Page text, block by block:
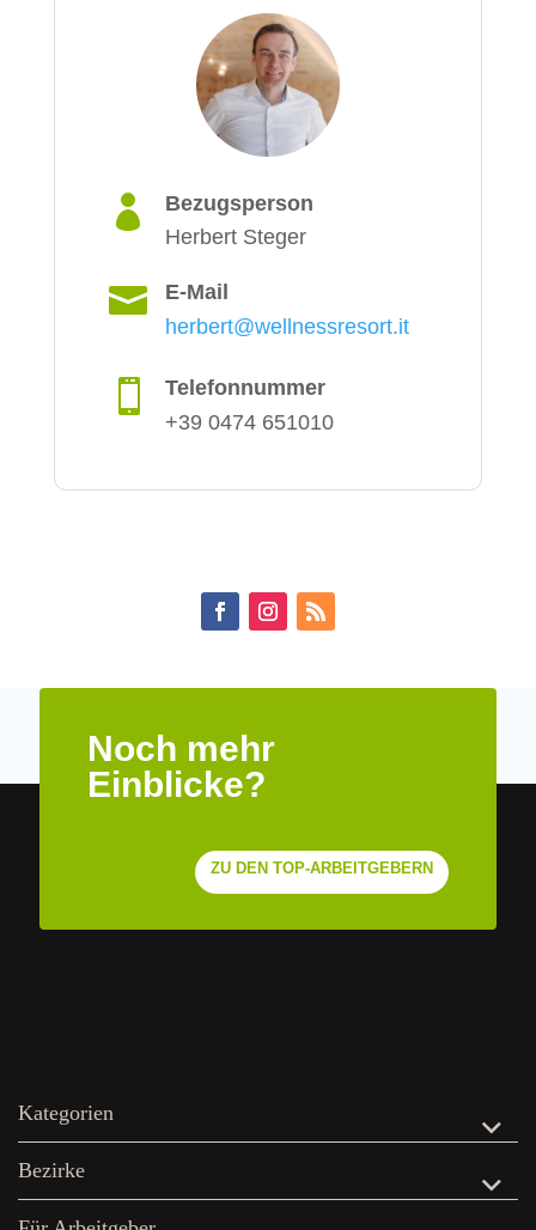

Bezugsperson
Herbert Steger

E-Mail
herbert@wellnessresort.it

Telefonnummer
+39 0474 651010
Noch mehr
Einblicke?
ZU DEN TOP-ARBEITGEBERN
Kategorien
Bezirke